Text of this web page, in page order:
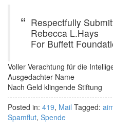
Respectfully
Rebecca L.Hays
For Buffett
Voller Verachtung für die
Ausgedachter Name
Nach Geld klingende Stiftung
Posted in: 419, Mail Tagged:
Spamflut, Spende